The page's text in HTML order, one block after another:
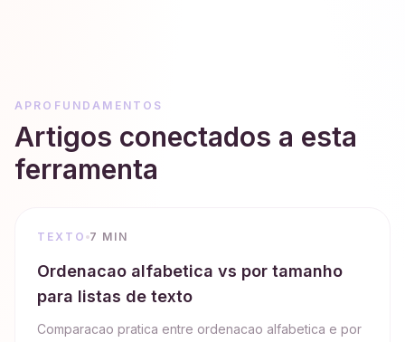
APROFUNDAMENTOS
Artigos conectados a esta
ferramenta
TEXTO 7 MIN
Ordenacao alfabetica vs por tamanho
para listas de texto
Comparacao pratica entre ordenacao alfabetica e por